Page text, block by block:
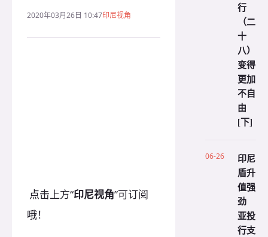
2020年03月26日 10:47印尼视角
点击上方“印尼视角”可订阅
哦！
行
（二
十
八）
变得
更加
不自
由
[下]
06-26
印尼
盾升
值强
劲
亚投
行支